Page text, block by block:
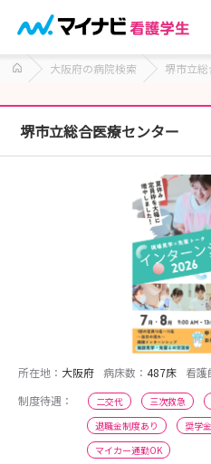
大阪府の病院検索 堺市立
堺市立総合医療センター
所在地： 大阪府 病床数： 487床 看護
制度待遇：
二交代 三次救急
退職金制度あり
奨学
マイカー通勤OK